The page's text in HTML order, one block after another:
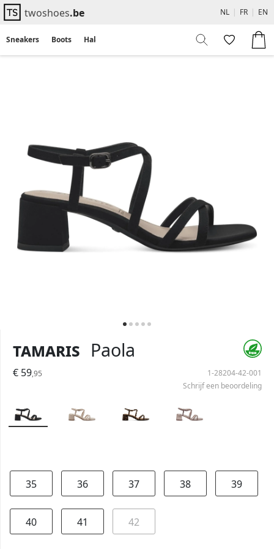
twoshoes.be NL | FR | EN
Sneakers Boots Hakken
Tamaris Paola
€ 59,95
1-28204-42-001
Schrijf een beoordeling
35 36 37 38 39
40 41 42